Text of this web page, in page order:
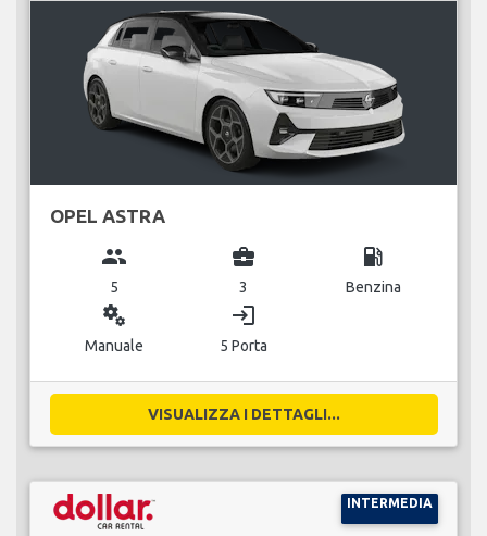
OPEL ASTRA
group
5
business_center
3
local_gas_station
Benzina
miscellaneous_services
Manuale
login
5 Porta
VISUALIZZA I DETTAGLI...
INTERMEDIA